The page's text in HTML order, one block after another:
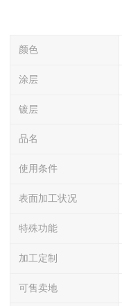
颜色
涂层
镀层
品名
使用条件
表面加工状况
特殊功能
加工定制
可售卖地